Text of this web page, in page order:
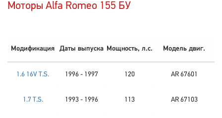
Моторы Alfa Romeo 155 БУ
Модификация Даты выпуска Мощность, л.с. Модель двиг.
1.6 16V T.S. 1996 - 1997 120 AR 67601
1.7 T.S. 1993 - 1996 113 AR 67103